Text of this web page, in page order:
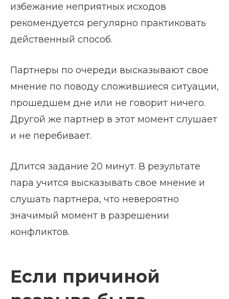
избежание неприятных исходов
рекомендуется регулярно практиковать
действенный способ.
Партнеры по очереди высказывают свое
мнение по поводу сложившиеся ситуации,
прошедшем дне или не говорит ничего.
Другой же партнер в этот момент слушает
и не перебивает.
Длится задание 20 минут. В результате
пара учится высказывать свое мнение и
слушать партнера, что невероятно
значимый момент в разрешении
конфликтов.
Если причиной